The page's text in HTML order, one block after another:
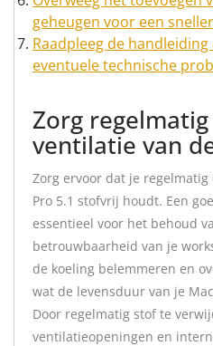
geheugen voor een
Raadpleeg de
eventuele technische
Zorg
ventilatie van
Zorg ervoor dat je
Pro 5.1 stofvrij houdt. Een
essentieel voor het behoud
betrouwbaarheid van je
de koeling belemmeren en
wat de levensduur van je
Door regelmatig stof te
ventilatieopeningen en